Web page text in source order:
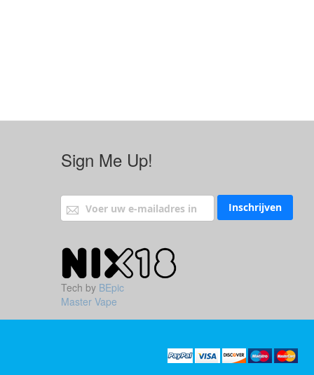
Abonneer u op onze nieuwsbrief
Inschrijven
Sign Me Up!
Tech by BEpic
Master Vape